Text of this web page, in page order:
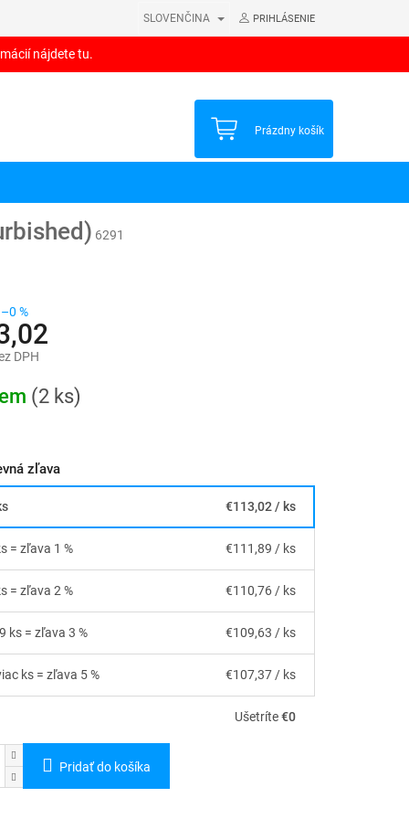
SLOVENČINA PRIHLÁSENIE
nájdete tu.
NÁKUPNÝ
Prázdny košík
6291
–0 %
DPH
(2 ks)
zľava
€113,02 / ks
= zľava 1 % €111,89 / ks
= zľava 2 % €110,76 / ks
ks = zľava 3 % €109,63 / ks
ks = zľava 5 % €107,37 / ks
Ušetríte€0
Pridať do košíka